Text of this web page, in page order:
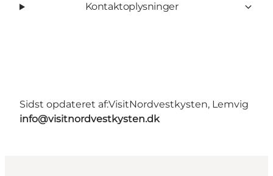
Kontaktoplysninger
Sidst opdateret af:VisitNordvestkysten, Lemvig
info@visitnordvestkysten.dk